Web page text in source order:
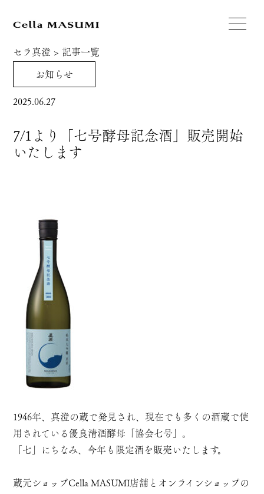
セラ真澄 > 記事一覧
お知らせ
2025.06.27
7/1より「七号酵母記念酒」販売開始
いたします
1946年、真澄の蔵で発見され、現在でも多くの酒蔵で使
用されている優良清酒酵母「協会七号」。
「七」にちなみ、今年も限定酒を販売いたします。
蔵元ショップCella MASUMI店舗とオンラインショップの